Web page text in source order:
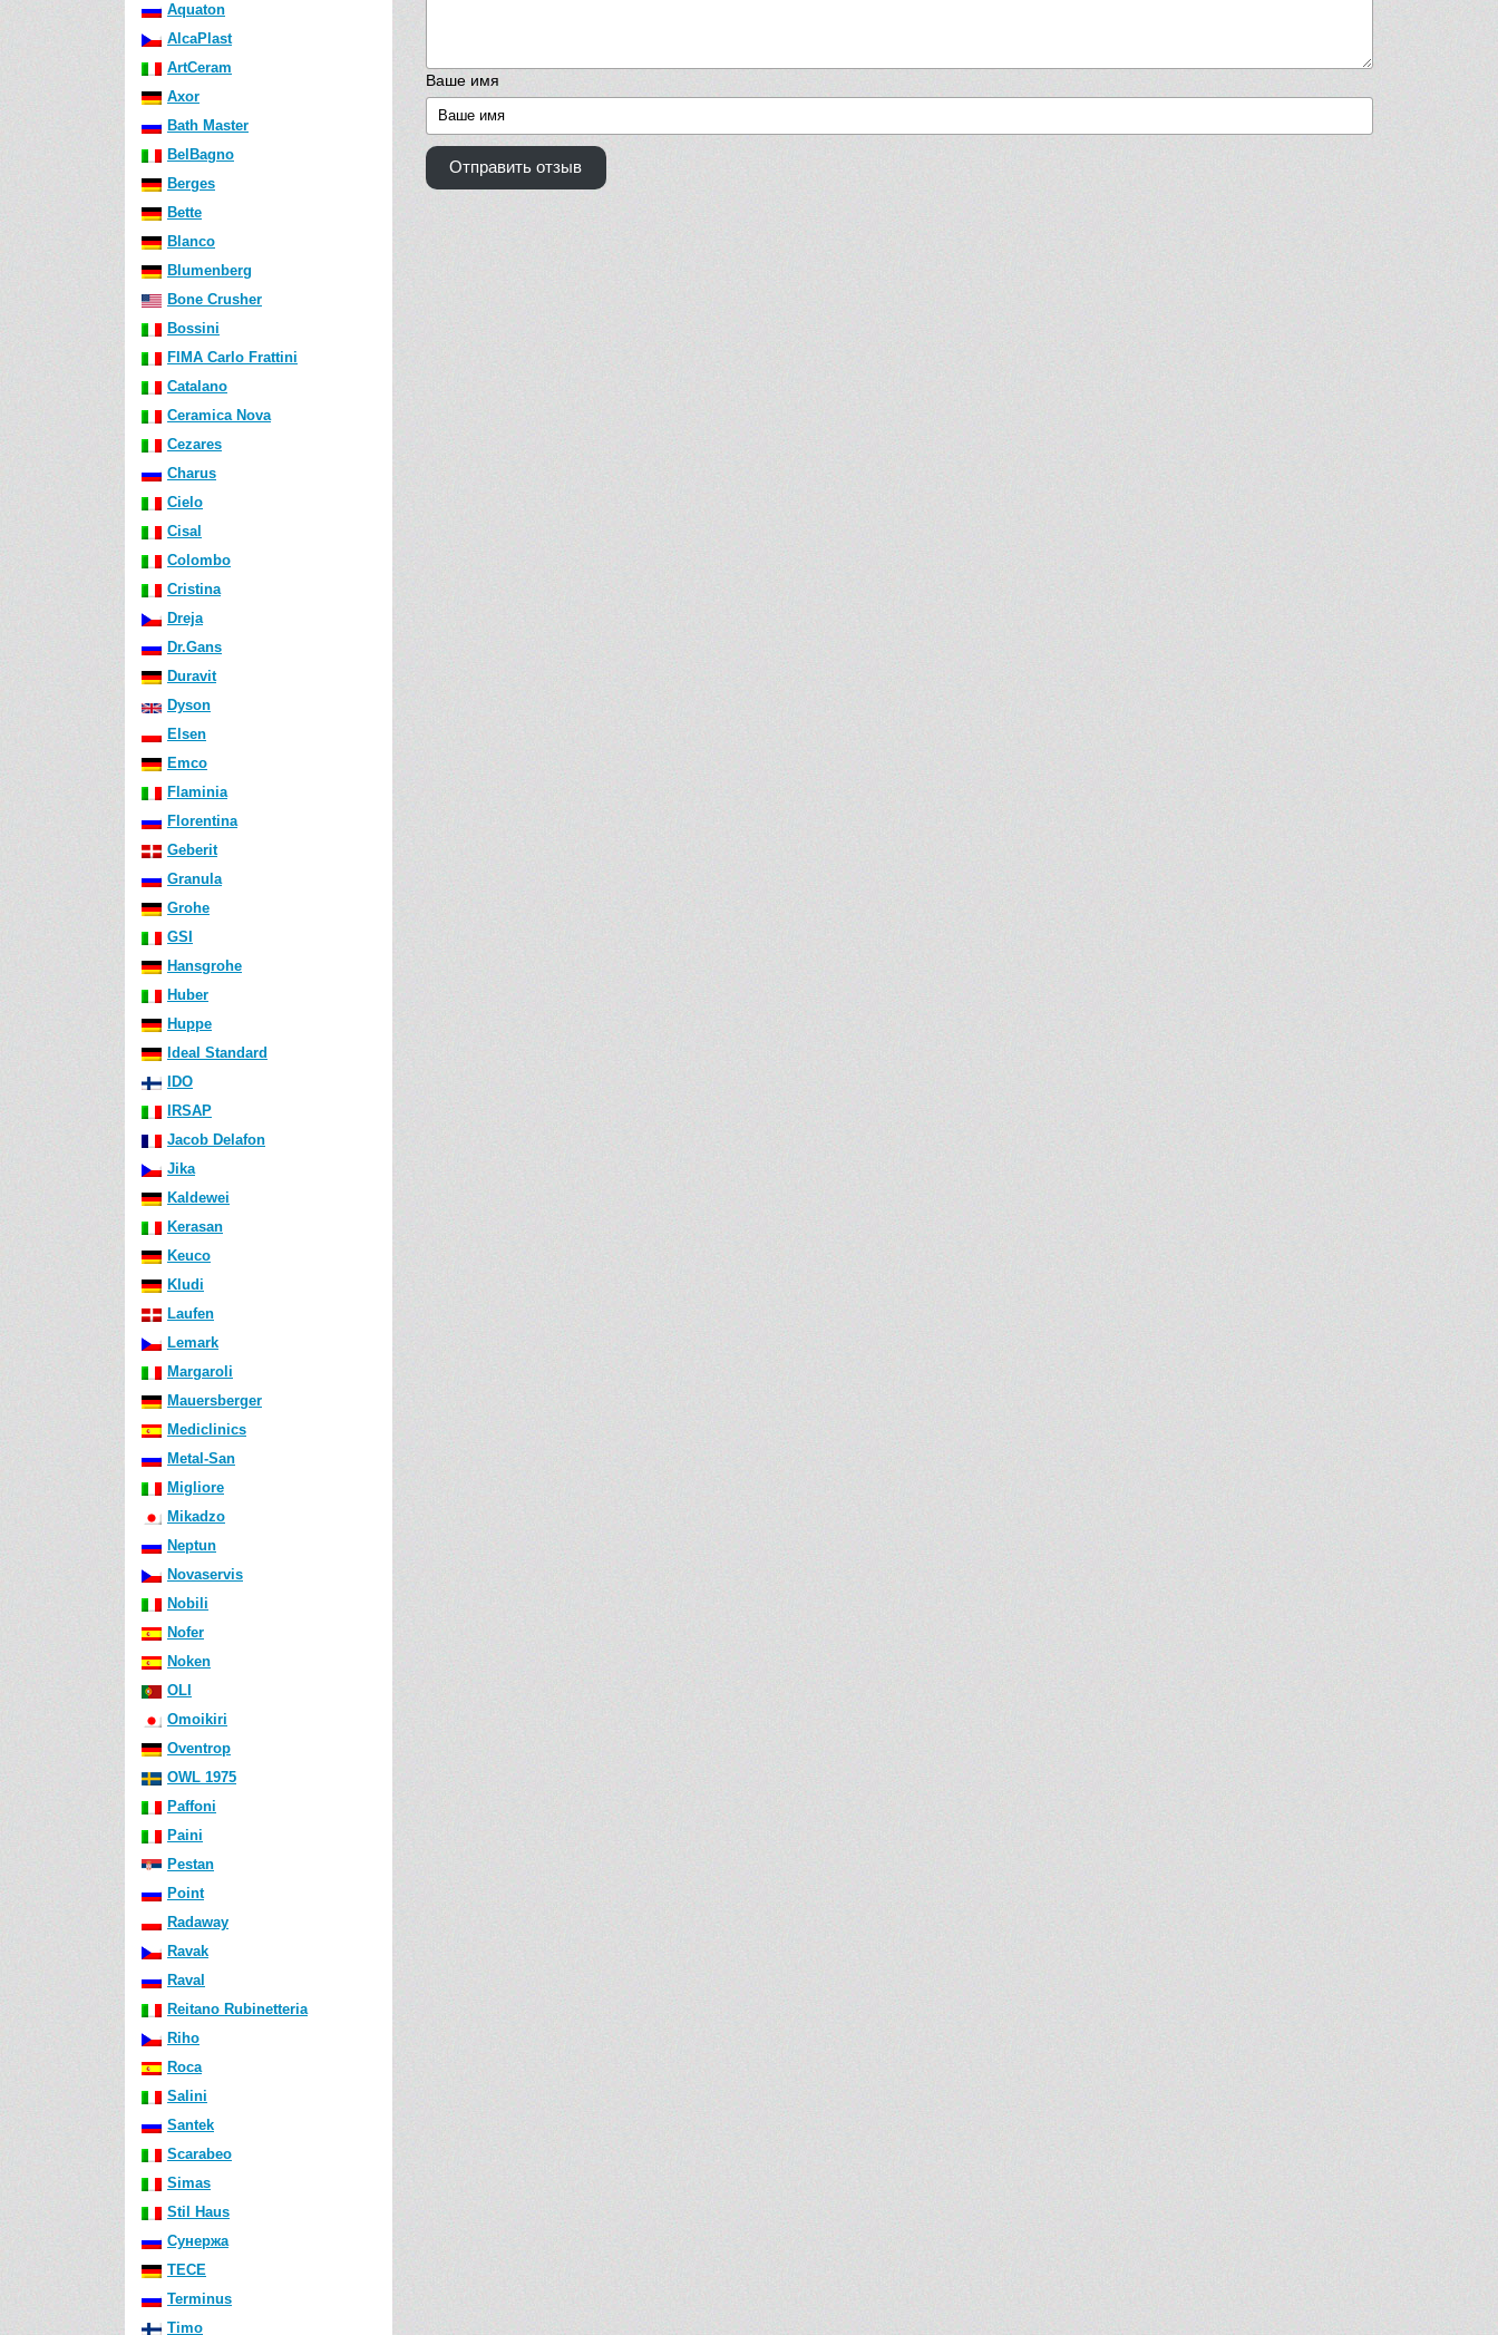
Aquaton
AlcaPlast
ArtCeram
Axor
Bath Master
BelBagno
Berges
Bette
Blanco
Blumenberg
Bone Crusher
Bossini
FIMA Carlo Frattini
Catalano
Ceramica Nova
Cezares
Charus
Cielo
Cisal
Colombo
Cristina
Dreja
Dr.Gans
Duravit
Dyson
Elsen
Emco
Flaminia
Florentina
Geberit
Granula
Grohe
GSI
Hansgrohe
Huber
Huppe
Ideal Standard
IDO
IRSAP
Jacob Delafon
Jika
Kaldewei
Kerasan
Keuco
Kludi
Laufen
Lemark
Margaroli
Mauersberger
Mediclinics
Metal-San
Migliore
Mikadzo
Neptun
Novaservis
Nobili
Nofer
Noken
OLI
Omoikiri
Oventrop
OWL 1975
Paffoni
Paini
Pestan
Point
Radaway
Ravak
Raval
Reitano Rubinetteria
Riho
Roca
Salini
Santek
Scarabeo
Simas
Stil Haus
Сунержа
TECE
Terminus
Timo
Ваше имя
Отправить отзыв